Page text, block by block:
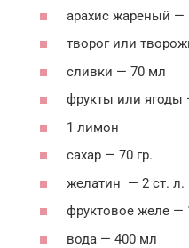
арахис жареный —
творог или
сливки — 70 мл
фрукты или ягоды
1 лимон
сахар — 70 гр.
желатин — 2 ст. л.
фруктовое желе —
вода — 400 мл